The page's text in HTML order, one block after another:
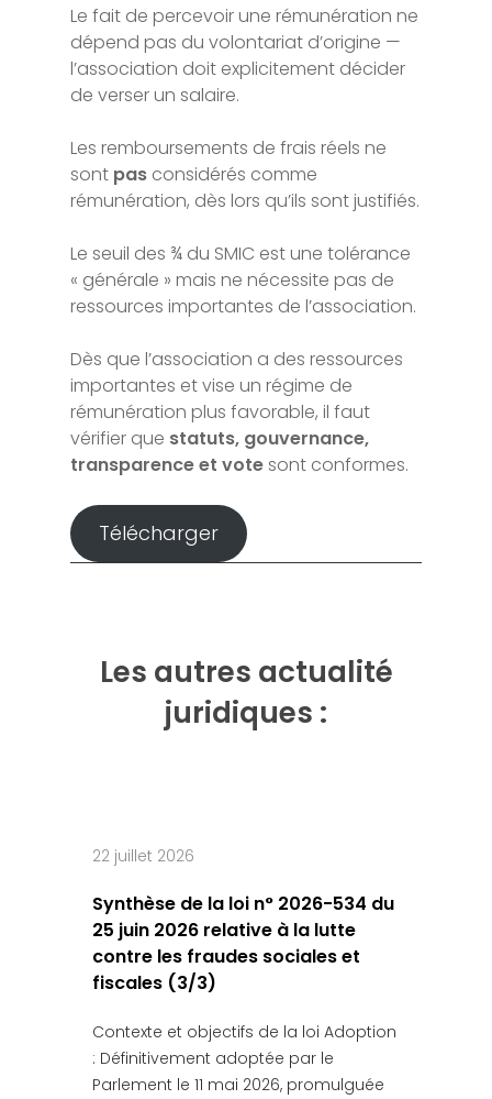
Le fait de percevoir une rémunération ne
dépend pas du volontariat d’origine —
l’association doit explicitement décider
de verser un salaire.
Les remboursements de frais réels ne
sont pas considérés comme
rémunération, dès lors qu’ils sont justifiés.
Le seuil des ¾ du SMIC est une tolérance
« générale » mais ne nécessite pas de
ressources importantes de l’association.
Dès que l’association a des ressources
importantes et vise un régime de
rémunération plus favorable, il faut
vérifier que statuts, gouvernance,
transparence et votesont conformes.
Télécharger
Les autres actualité
juridiques :
22 juillet 2026
Synthèse de la loi n° 2026-534 du
25 juin 2026 relative à la lutte
contre les fraudes sociales et
fiscales (3/3)
Contexte et objectifs de la loi Adoption
: Définitivement adoptée par le
Parlement le 11 mai 2026, promulguée